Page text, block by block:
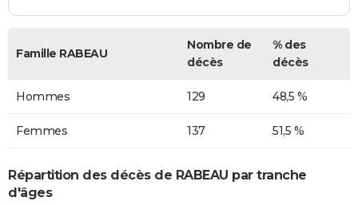
Famille RABEAU
Nombre de
décès
% des
décès
Hommes 129 48,5 %
Femmes 137 51,5 %
Répartition des décès de RABEAU par tranche
d'âges